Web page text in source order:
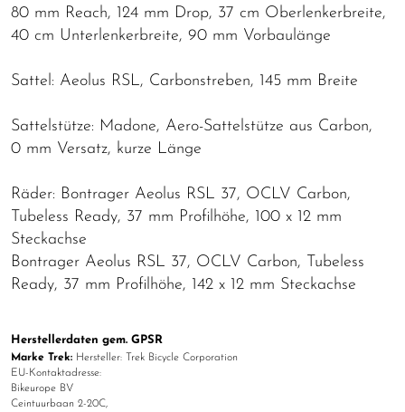
80 mm Reach, 124 mm Drop, 37 cm Oberlenkerbreite,
40 cm Unterlenkerbreite, 90 mm Vorbaulänge
Sattel: Aeolus RSL, Carbonstreben, 145 mm Breite
Sattelstütze: Madone, Aero-Sattelstütze aus Carbon,
0 mm Versatz, kurze Länge
Räder: Bontrager Aeolus RSL 37, OCLV Carbon,
Tubeless Ready, 37 mm Profilhöhe, 100 x 12 mm
Steckachse
Bontrager Aeolus RSL 37, OCLV Carbon, Tubeless
Ready, 37 mm Profilhöhe, 142 x 12 mm Steckachse
Herstellerdaten gem. GPSR
Marke Trek: Hersteller: Trek Bicycle Corporation
EU-Kontaktadresse:
Bikeurope BV
Ceintuurbaan 2-20C,